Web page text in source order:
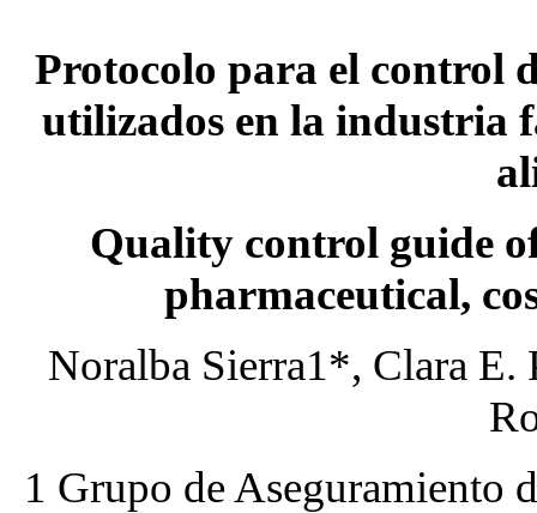
Protocolo para el control
utilizados en la industria
Quality control guide
pharmaceutical,
Noralba Sierra1*, Clara E.
1 Grupo de Aseguramiento